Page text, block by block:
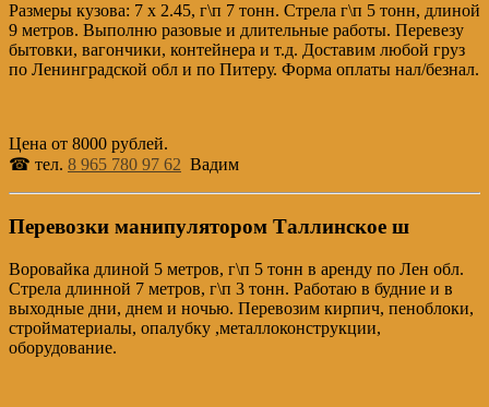
Размеры кузова: 7 х 2.45, г\п 7 тонн. Стрела г\п 5 тонн, длиной
9 метров. Выполню разовые и длительные работы. Перевезу
бытовки, вагончики, контейнера и т.д. Доставим любой груз
по Ленинградской обл и по Питеру. Форма оплаты нал/безнал.
Цена от 8000 рублей.
☎ тел. 8 965 780 97 62 Вадим
Перевозки манипулятором Таллинское ш
Воровайка длиной 5 метров, г\п 5 тонн в аренду по Лен обл.
Стрела длинной 7 метров, г\п 3 тонн. Работаю в будние и в
выходные дни, днем и ночью. Перевозим кирпич, пеноблоки,
стройматериалы, опалубку ,металлоконструкции,
оборудование.